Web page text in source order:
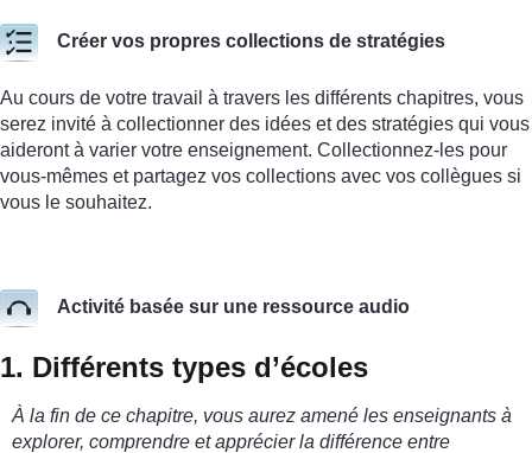
Créer vos propres collections de stratégies
Au cours de votre travail à travers les différents chapitres, vous
serez invité à collectionner des idées et des stratégies qui vous
aideront à varier votre enseignement. Collectionnez-les pour
vous-mêmes et partagez vos collections avec vos collègues si
vous le souhaitez.
Activité basée sur une ressource audio
1. Différents types d’écoles
À la fin de ce chapitre, vous aurez amené les enseignants à
explorer, comprendre et apprécier la différence entre